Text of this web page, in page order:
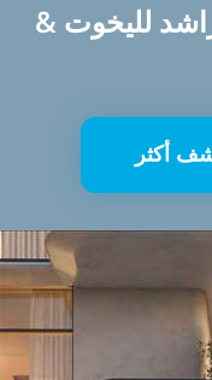
لليخوت &
أكثر